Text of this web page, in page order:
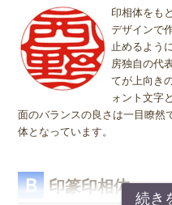
も問題ありません。ご使用用
す。
『書体』をお選び頂く際、漢
コ" どちらを選択すればよいの
"ヨコ" どちらを選んで頂いて
はございませんので "たて" "ヨ
印相体をも
デザインで
止めるよう
房独自の代
てが上向き
ォント文字
面のバランスの良さは一目瞭然
体となっています。
Ｂ 印篆印相体 （いん